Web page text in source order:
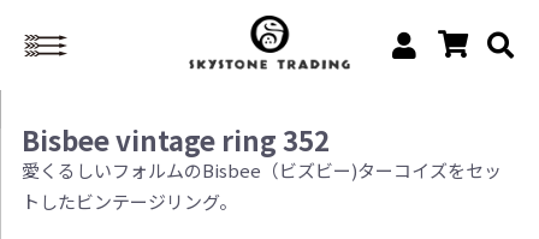
Bisbee vintage ring 352
愛くるしいフォルムのBisbee（ビズビー)ターコイズをセッ
トしたビンテージリング。